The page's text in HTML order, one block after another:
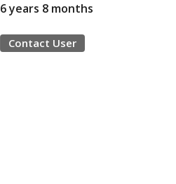
6 years 8 months
Contact User